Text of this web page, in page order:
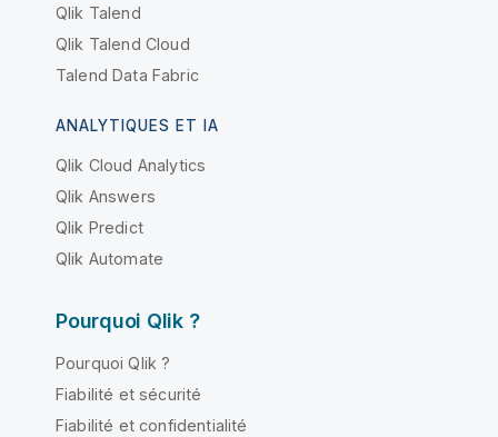
Qlik Talend
Qlik Talend Cloud
Talend Data Fabric
ANALYTIQUES ET IA
Qlik Cloud Analytics
Qlik Answers
Qlik Predict
Qlik Automate
Pourquoi Qlik ?
Pourquoi Qlik ?
Fiabilité et sécurité
Fiabilité et confidentialité